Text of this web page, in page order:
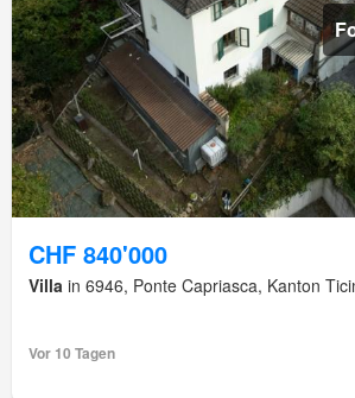
CHF 840'000
Villa in 6946, Ponte Capriasca, Kanton
Vor 10 Tagen